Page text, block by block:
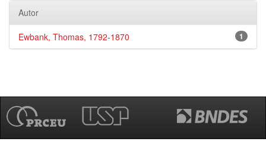
Autor
1
Ewbank, Thomas, 1792-1870